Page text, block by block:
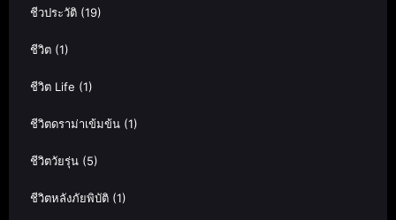
ชีวประวัติ (19)
ชีวิต (1)
ชีวิต Life (1)
ชีวิตดราม่าเข้มข้น (1)
ชีวิตวัยรุ่น (5)
ชีวิตหลังภัยพิบัติ (1)